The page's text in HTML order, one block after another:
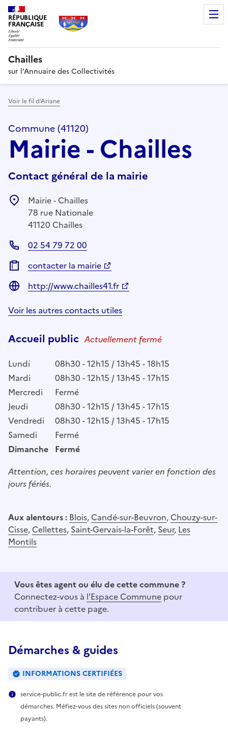
RÉPUBLIQUE
FRANÇAISE
Chailles
sur l’Annuaire des Collectivités
Voir le fil d’Ariane
Commune (41120)
Mairie - Chailles
Contact général de la mairie
Mairie - Chailles
78 rue Nationale
41120 Chailles
02 54 79 72 00
contacter la mairie
http://www.chailles41.fr
Voir les autres contacts utiles
Accueil public Actuellement fermé
Lundi
08h30 - 12h15 / 13h45 - 18h15
Mardi
08h30 - 12h15 / 13h45 - 17h15
Mercredi
Fermé
Jeudi
08h30 - 12h15 / 13h45 - 17h15
Vendredi
08h30 - 12h15 / 13h45 - 17h15
Samedi
Fermé
Dimanche Fermé
Attention, ces horaires peuvent varier en fonction des
jours fériés.
Aux alentours : Blois, Candé-sur-Beuvron, Chouzy-sur-
Cisse, Cellettes, Saint-Gervais-la-Forêt, Seur, Les
Montils
Vous êtes agent ou élu de cette commune ?
Connectez-vous à l'Espace Commune pour
contribuer à cette page.
Démarches & guides
INFORMATIONS CERTIFIÉES
service-public.fr est le site de référence pour vos
démarches. Méfiez-vous des sites non officiels (souvent
payants).